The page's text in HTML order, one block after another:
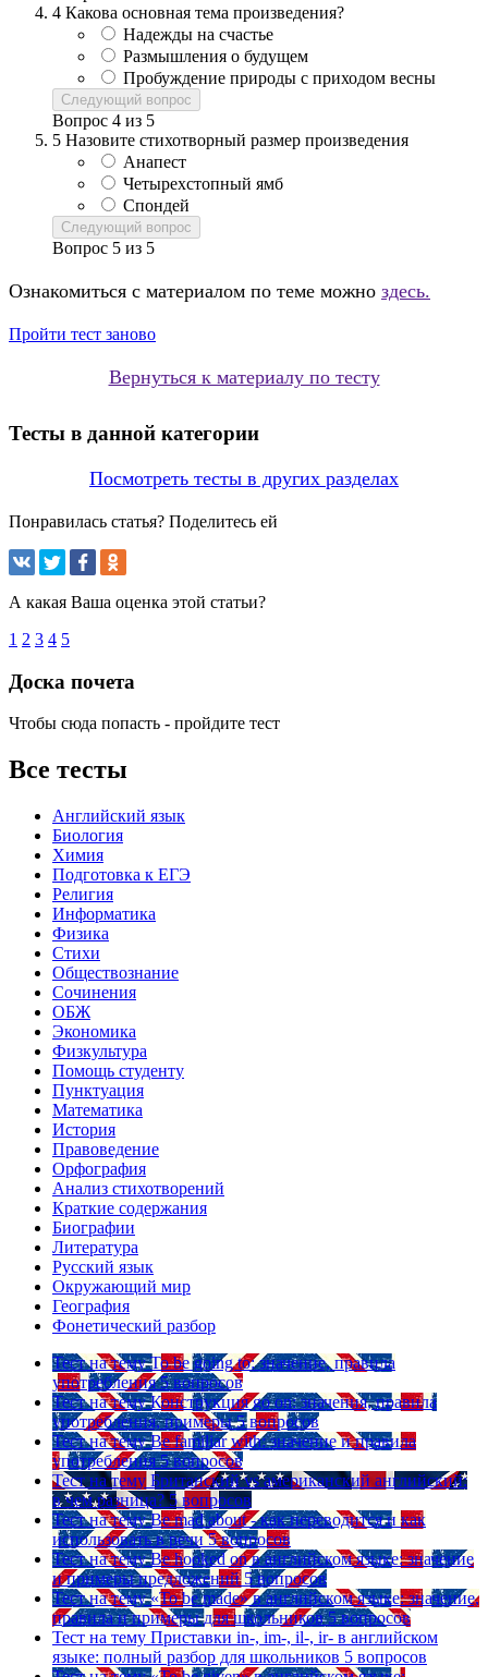
4 Какова основная тема произведения?
Надежды на счастье
Размышления о будущем
Пробуждение природы с приходом весны
Следующий вопрос
Вопрос 4 из 5
5 Назовите стихотворный размер произведения
Анапест
Четырехстопный ямб
Спондей
Следующий вопрос
Вопрос 5 из 5
Ознакомиться с материалом по теме можно здесь.
Пройти тест заново
Вернуться к материалу по тесту
Тесты в данной категории
Посмотреть тесты в других разделах
Понравилась статья? Поделитесь ей
А какая Ваша оценка этой статьи?
1 2 3 4 5
Доска почета
Чтобы сюда попасть - пройдите тест
Все тесты
Английский язык
Биология
Химия
Подготовка к ЕГЭ
Религия
Информатика
Физика
Стихи
Обществознание
Сочинения
ОБЖ
Экономика
Физкультура
Помощь студенту
Пунктуация
Математика
История
Правоведение
Орфография
Анализ стихотворений
Краткие содержания
Биографии
Литература
Русский язык
Окружающий мир
География
Фонетический разбор
Тест на тему To be going to: значение, правила
употребления 5 вопросов
Тест на тему Конструкция go on: значения, правила
употребления, примеры 5 вопросов
Тест на тему Be familiar with: значение и правила
употребления 5 вопросов
Тест на тему Британский vs американский английский:
в чем разница? 5 вопросов
Тест на тему Be mad about - как переводится и как
использовать в речи 5 вопросов
Тест на тему Be hooked on в английском языке: значение
и примеры предложений 5 вопросов
Тест на тему «To be made» в английском языке: значение,
правила и примеры для школьников 5 вопросов
Тест на тему Приставки in-, im-, il-, ir- в английском
языке: полный разбор для школьников 5 вопросов